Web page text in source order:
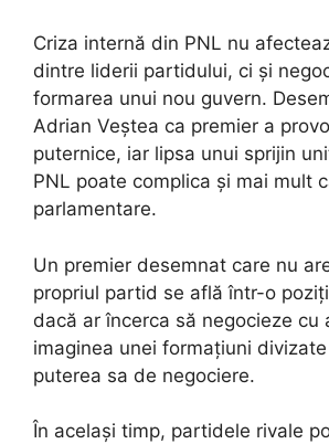
Criza internă din PNL nu
dintre liderii partidului, ci și
formarea unui nou guvern.
Adrian Veștea ca premier a
puternice, iar lipsa unui sprijin
PNL poate complica și mai mult
parlamentare.
Un premier desemnat care nu
propriul partid se află într-o
dacă ar încerca să negocieze cu
imaginea unei formațiuni
puterea sa de negociere.
În același timp, partidele rivale